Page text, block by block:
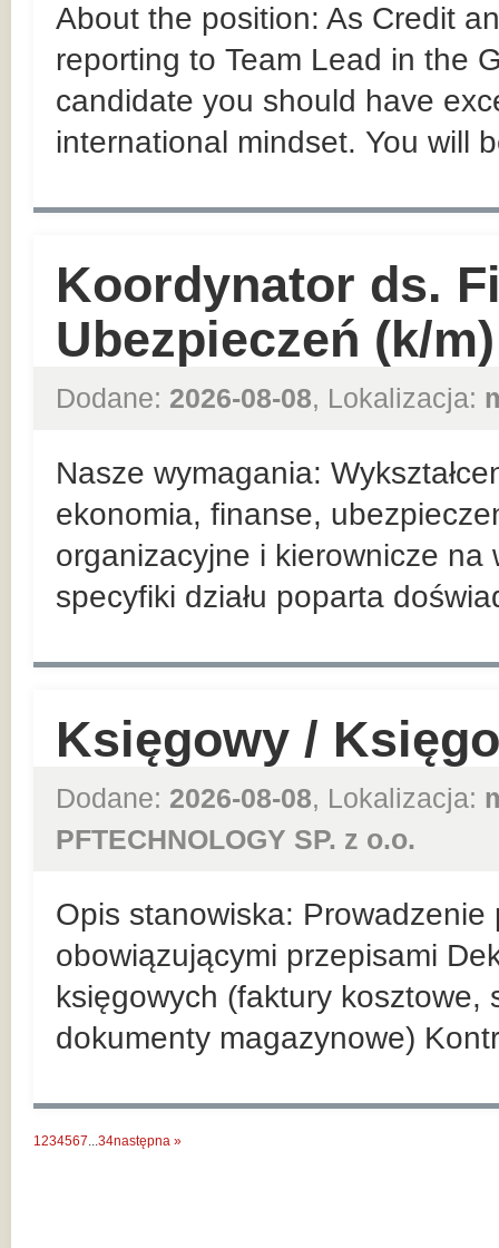
About the position: As Credit
reporting to Team Lead in the
candidate you should have
international mindset. You will
Koordynator ds.
Ubezpieczeń (k/m)
Dodane: 2026-08-08, Lokalizacja:
Nasze wymagania:
ekonomia, finanse,
organizacyjne i kierownicze
specyfiki działu poparta
Księgowy /
Dodane: 2026-08-08, Lokalizacja:
PFTECHNOLOGY SP. z o.o.
Opis stanowiska: Prowadzenie
obowiązującymi przepisami
księgowych (faktury
dokumenty magazynowe)
1234567...34następna »